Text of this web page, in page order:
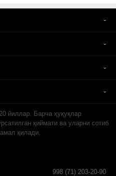
йиллар. Барча ҳуқуқлар
қиймати ва уларни сотиб
қилади.
998 (71) 203-20-90